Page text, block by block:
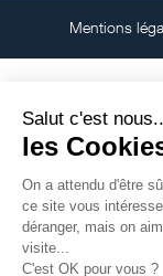
Salut c'est
les
On a attendu d'être
ce site vous
déranger, mais on
visite...
C'est OK pour vous ?
Mentions